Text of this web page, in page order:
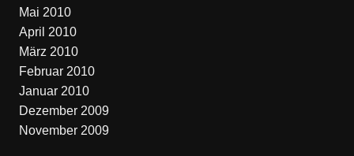
Mai 2010
April 2010
März 2010
Februar 2010
Januar 2010
Dezember 2009
November 2009